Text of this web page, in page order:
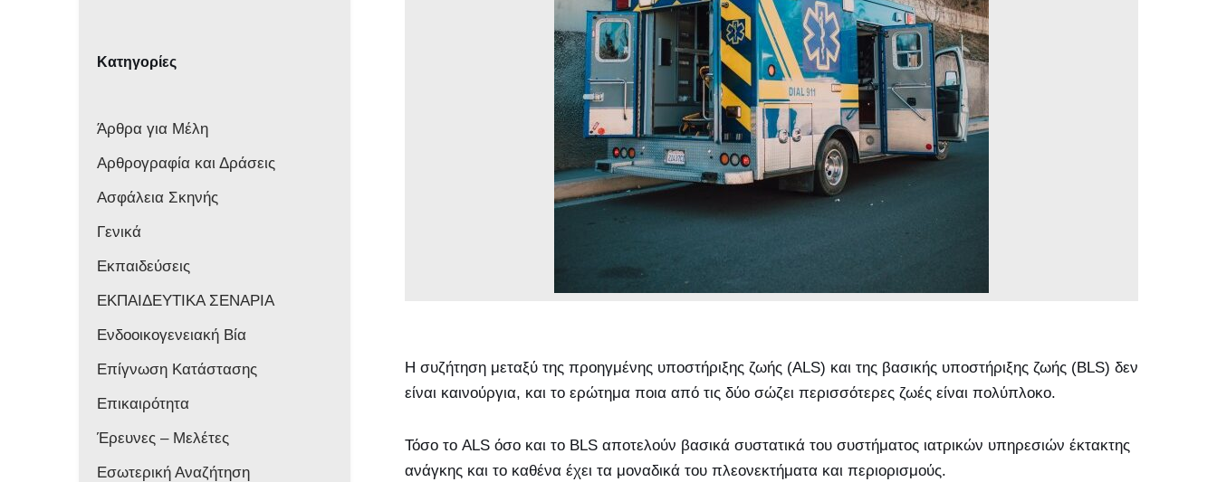
Κατηγορίες
Άρθρα για Μέλη
Αρθρογραφία και Δράσεις
Ασφάλεια Σκηνής
Γενικά
Εκπαιδεύσεις
ΕΚΠΑΙΔΕΥΤΙΚΑ ΣΕΝΑΡΙΑ
Ενδοοικογενειακή Βία
Επίγνωση Κατάστασης
Επικαιρότητα
Έρευνες – Μελέτες
Εσωτερική Αναζήτηση
Η συζήτηση μεταξύ της προηγμένης υποστήριξης ζωής (ALS) και της βασικής υποστήριξης ζωής (BLS) δεν
είναι καινούργια, και το ερώτημα ποια από τις δύο σώζει περισσότερες ζωές είναι πολύπλοκο.
Τόσο το ALS όσο και το BLS αποτελούν βασικά συστατικά του συστήματος ιατρικών υπηρεσιών έκτακτης
ανάγκης και το καθένα έχει τα μοναδικά του πλεονεκτήματα και περιορισμούς.